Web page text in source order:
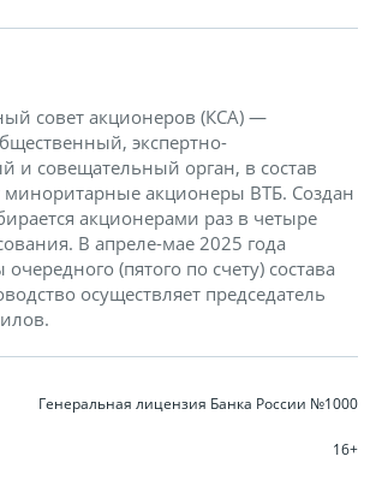
совет акционеров (КСА) —
экспертно-
и совещательный орган, в состав
миноритарные акционеры ВТБ. Создан
акционерами раз в четыре
В апреле-мае 2025 года
(пятого по счету) состава
осуществляет председатель
Генеральная лицензия Банка России №1000
16+